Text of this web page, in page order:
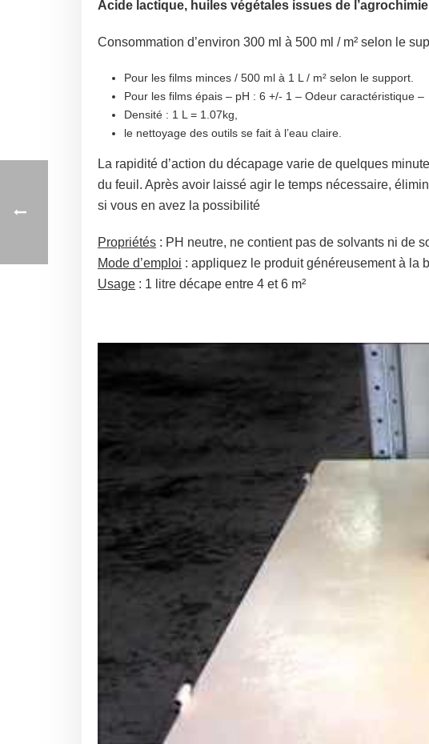
Acide lactique, huiles végétales issues de
Consommation d’environ 300 ml à 500 ml / m² selon le
Pour les films minces / 500 ml à 1 L / m² selon le support.
Pour les films épais – pH : 6 +/- 1 – Odeur caractéristique –
Densité : 1 L = 1.07kg,
le nettoyage des outils se fait à l’eau claire.
La rapidité d’action du décapage varie de quelques
du feuil. Après avoir laissé agir le temps nécessaire,
si vous en avez la possibilité
Propriétés : PH neutre, ne contient pas de solvants ni de
Mode d’emploi : appliquez le produit généreusement à la
Usage : 1 litre décape entre 4 et 6 m²